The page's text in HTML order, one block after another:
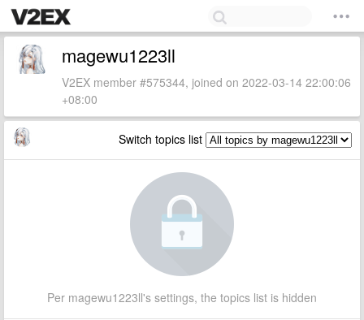
magewu1223ll
V2EX member #575344, joined on 2022-03-14 22:00:06
+08:00
Switch topics list
Per magewu1223ll's settings, the topics list is hidden